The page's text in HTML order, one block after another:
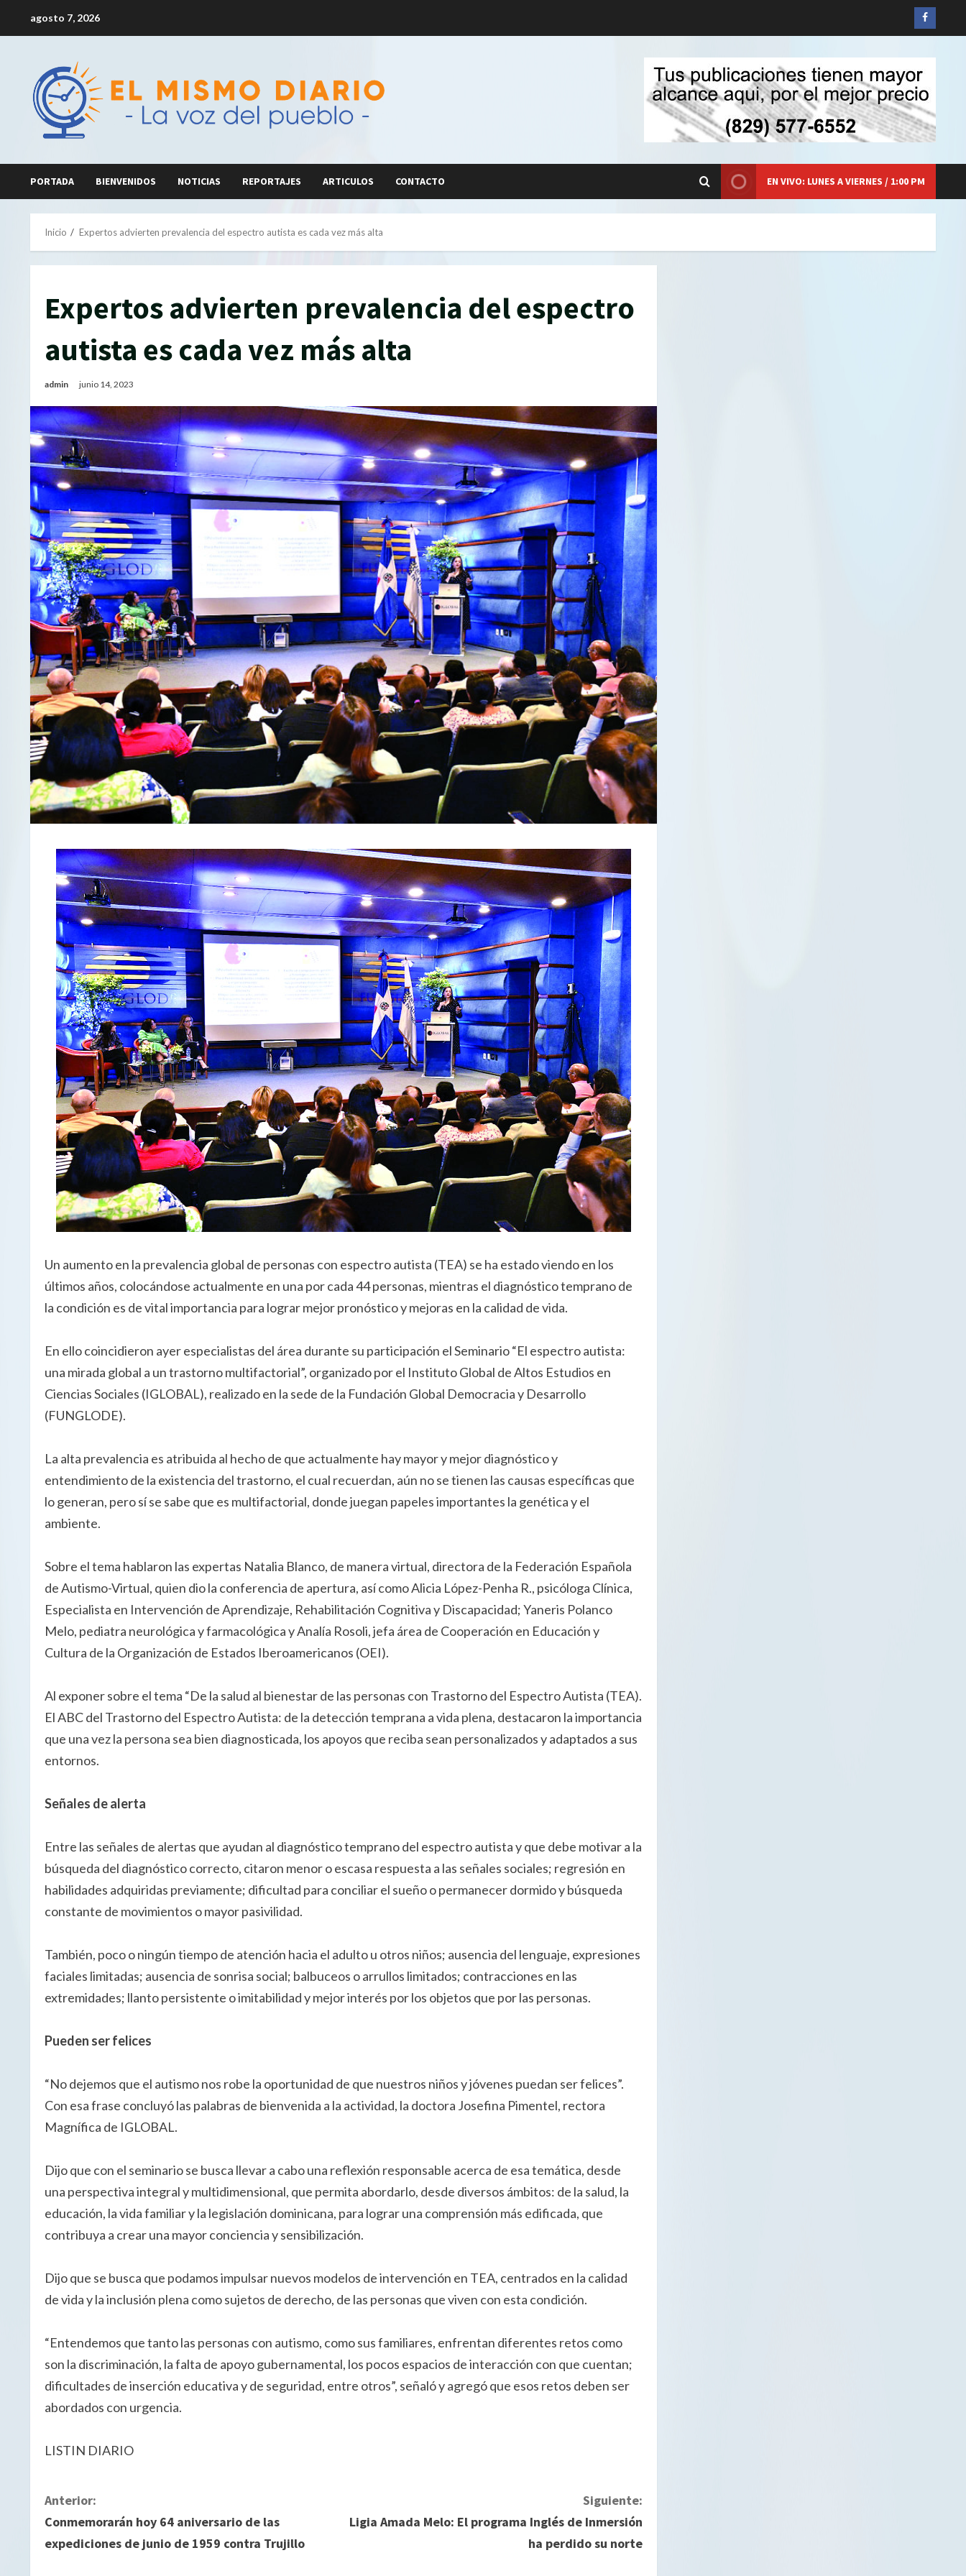
agosto 7, 2026
Siganos
en
PORTADA BIENVENIDOS NOTICIAS REPORTAJES ARTICULOS CONTACTO EN VIVO: LUNES A VIERNES / 1:00 PM
Inicio Expertos advierten prevalencia del espectro autista es cada vez más alta
Expertos advierten prevalencia del espectro
autista es cada vez más alta
admin junio 14, 2023
Un aumento en la prevalencia global de personas con espectro autista (TEA) se ha estado viendo en los
últimos años, colocándose actualmente en una por cada 44 personas, mientras el diagnóstico temprano de
la condición es de vital importancia para lograr mejor pronóstico y mejoras en la calidad de vida.
En ello coincidieron ayer especialistas del área durante su participación el Seminario “El espectro autista:
una mirada global a un trastorno multifactorial”, organizado por el Instituto Global de Altos Estudios en
Ciencias Sociales (IGLOBAL), realizado en la sede de la Fundación Global Democracia y Desarrollo
(FUNGLODE).
La alta prevalencia es atribuida al hecho de que actualmente hay mayor y mejor diagnóstico y
entendimiento de la existencia del trastorno, el cual recuerdan, aún no se tienen las causas específicas que
lo generan, pero sí se sabe que es multifactorial, donde juegan papeles importantes la genética y el
ambiente.
Sobre el tema hablaron las expertas Natalia Blanco, de manera virtual, directora de la Federación Española
de Autismo-Virtual, quien dio la conferencia de apertura, así como Alicia López-Penha R., psicóloga Clínica,
Especialista en Intervención de Aprendizaje, Rehabilitación Cognitiva y Discapacidad; Yaneris Polanco
Melo, pediatra neurológica y farmacológica y Analía Rosoli, jefa área de Cooperación en Educación y
Cultura de la Organización de Estados Iberoamericanos (OEI).
Al exponer sobre el tema “De la salud al bienestar de las personas con Trastorno del Espectro Autista (TEA).
El ABC del Trastorno del Espectro Autista: de la detección temprana a vida plena, destacaron la importancia
que una vez la persona sea bien diagnosticada, los apoyos que reciba sean personalizados y adaptados a sus
entornos.
Señales de alerta
Entre las señales de alertas que ayudan al diagnóstico temprano del espectro autista y que debe motivar a la
búsqueda del diagnóstico correcto, citaron menor o escasa respuesta a las señales sociales; regresión en
habilidades adquiridas previamente; dificultad para conciliar el sueño o permanecer dormido y búsqueda
constante de movimientos o mayor pasivilidad.
También, poco o ningún tiempo de atención hacia el adulto u otros niños; ausencia del lenguaje, expresiones
faciales limitadas; ausencia de sonrisa social; balbuceos o arrullos limitados; contracciones en las
extremidades; llanto persistente o imitabilidad y mejor interés por los objetos que por las personas.
Pueden ser felices
“No dejemos que el autismo nos robe la oportunidad de que nuestros niños y jóvenes puedan ser felices”.
Con esa frase concluyó las palabras de bienvenida a la actividad, la doctora Josefina Pimentel, rectora
Magnífica de IGLOBAL.
Dijo que con el seminario se busca llevar a cabo una reflexión responsable acerca de esa temática, desde
una perspectiva integral y multidimensional, que permita abordarlo, desde diversos ámbitos: de la salud, la
educación, la vida familiar y la legislación dominicana, para lograr una comprensión más edificada, que
contribuya a crear una mayor conciencia y sensibilización.
Dijo que se busca que podamos impulsar nuevos modelos de intervención en TEA, centrados en la calidad
de vida y la inclusión plena como sujetos de derecho, de las personas que viven con esta condición.
“Entendemos que tanto las personas con autismo, como sus familiares, enfrentan diferentes retos como
son la discriminación, la falta de apoyo gubernamental, los pocos espacios de interacción con que cuentan;
dificultades de inserción educativa y de seguridad, entre otros”, señaló y agregó que esos retos deben ser
abordados con urgencia.
LISTIN DIARIO
S
i
Anterior:
Conmemorarán hoy 64 aniversario de las
expediciones de junio de 1959 contra Trujillo
Siguiente:
Ligia Amada Melo: El programa Inglés de Inmersión
ha perdido su norte